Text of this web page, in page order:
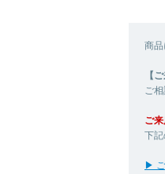
商品
【
ご
ご
下記
▶